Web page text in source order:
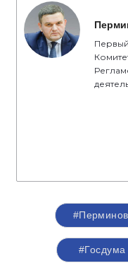
#Перминов
#Госдума